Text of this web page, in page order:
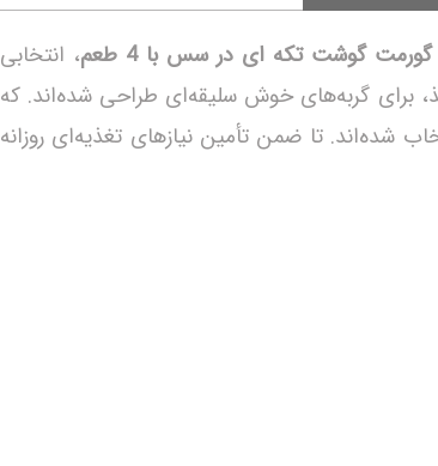
گورمت گوشت تکه ای در سس با 4 طعم
، انتخابی
برای گربه‌های خوش‌ سلیقه‌ای طراحی شده‌اند. که
شده‌اند. تا ضمن تأمین نیازهای تغذیه‌ای روزانه